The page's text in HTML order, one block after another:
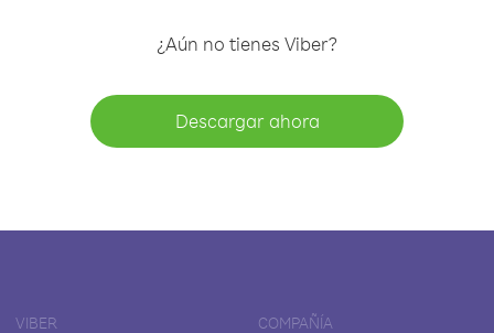
¿Aún no tienes Viber?
Descargar ahora
VIBER COMPAÑÍA